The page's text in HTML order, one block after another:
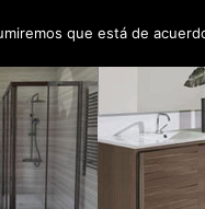
que está de